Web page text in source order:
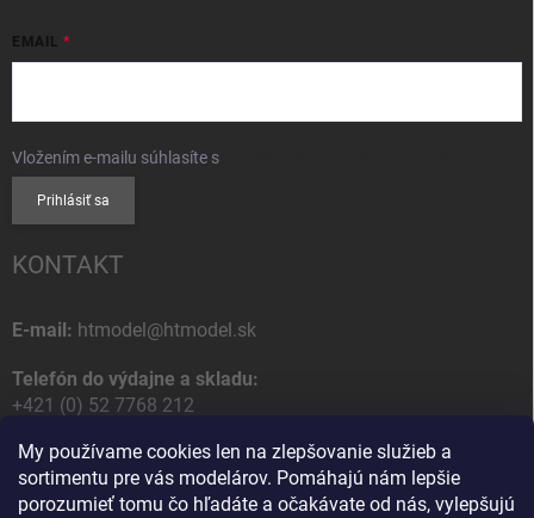
My používame cookies len na zlepšovanie služieb a
sortimentu pre vás modelárov. Pomáhajú nám lepšie
porozumieť tomu čo hľadáte a očakávate od nás, vylepšujú
EMAIL
Vložením e-mailu súhlasíte s
Prihlásiť sa
KONTAKT
E-mail: htmodel@htmodel.sk
Telefón do výdajne a skladu:
+421 (0) 52 7768 212
Poštová / Odberná adresa:
HT model
Na letisko 49